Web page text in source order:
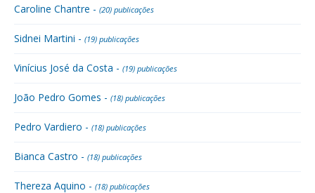
Caroline Chantre - (20) publicações
Sidnei Martini - (19) publicações
Vinícius José da Costa - (19) publicações
João Pedro Gomes - (18) publicações
Pedro Vardiero - (18) publicações
Bianca Castro - (18) publicações
Thereza Aquino - (18) publicações